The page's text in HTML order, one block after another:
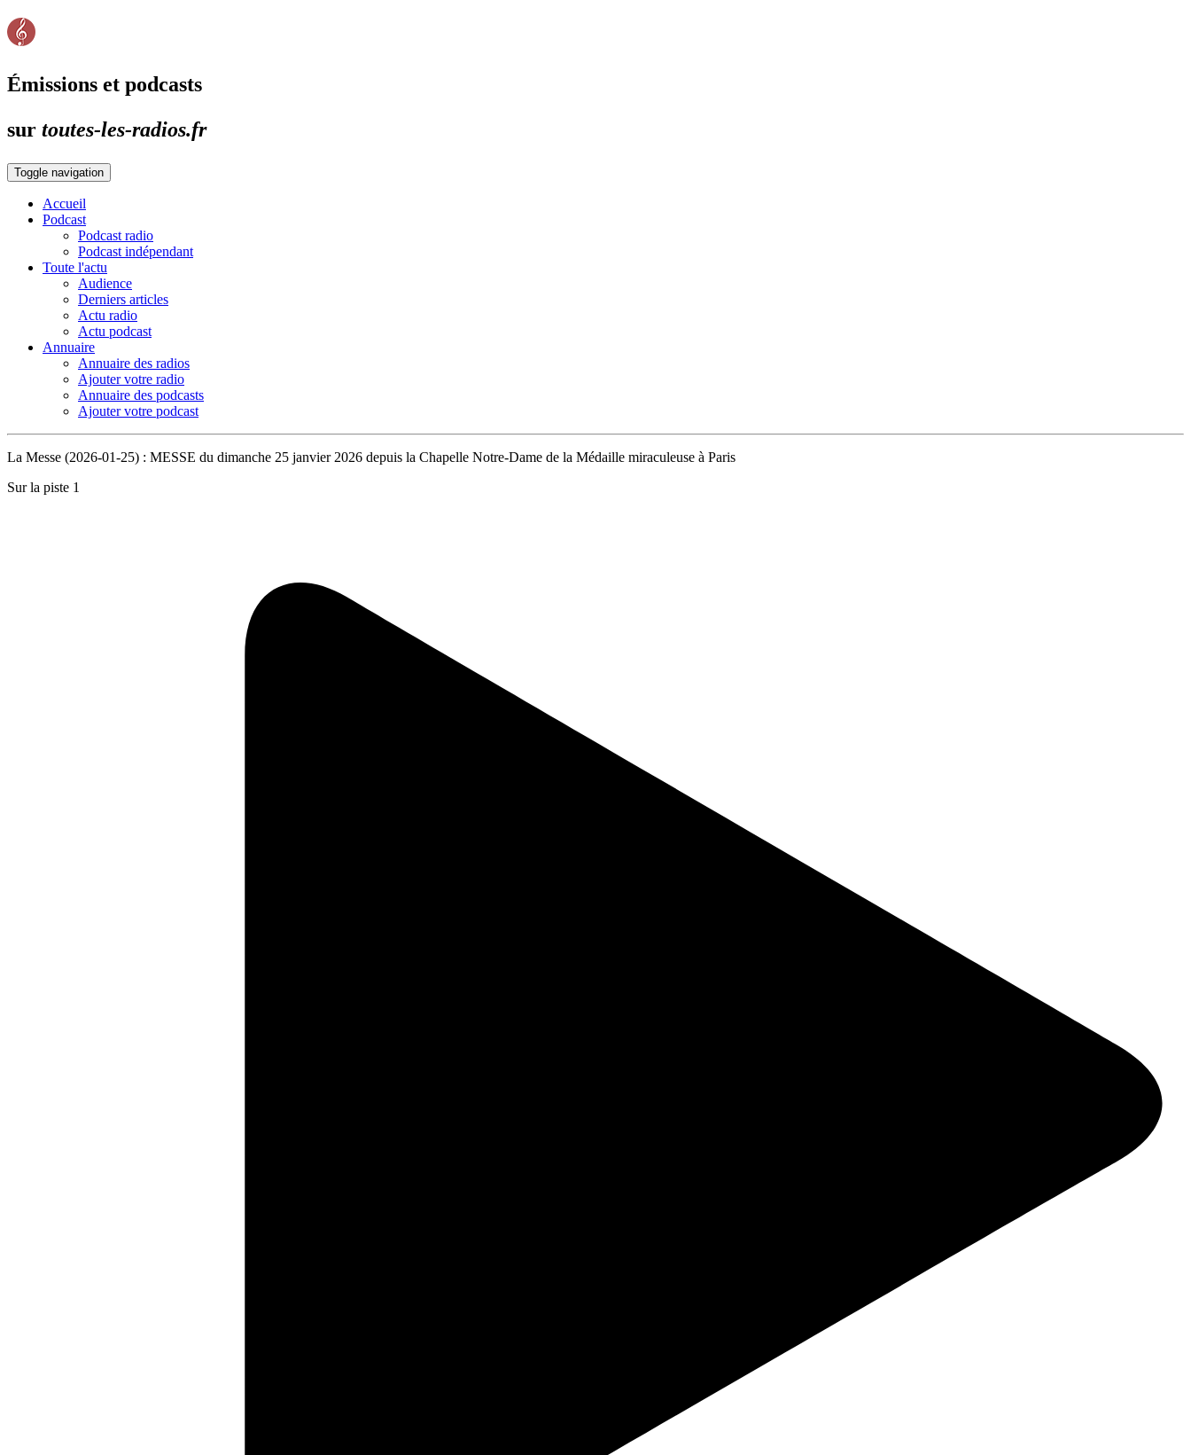
Émissions et podcasts
sur toutes-les-radios.fr
Toggle navigation
Accueil
Podcast
Podcast radio
Podcast indépendant
Toute l'actu
Audience
Derniers articles
Actu radio
Actu podcast
Annuaire
Annuaire des radios
Ajouter votre radio
Annuaire des podcasts
Ajouter votre podcast
La Messe (2026-01-25) : MESSE du dimanche 25 janvier 2026 depuis la Chapelle Notre-Dame de la Médaille miraculeuse à Paris
Sur la piste 1